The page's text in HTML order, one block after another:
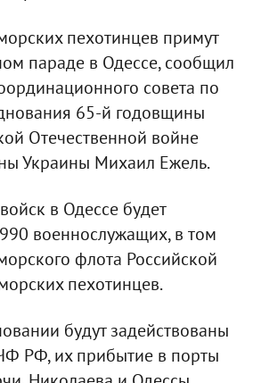
пехотинцев примут
параде в Одессе, сообщил
совета по
65-й годовщины
Отечественной войне
Украины Михаил Ежель.
в Одессе будет
военнослужащих, в том
флота Российской
пехотинцев.
будут задействованы
РФ, их прибытие в порты